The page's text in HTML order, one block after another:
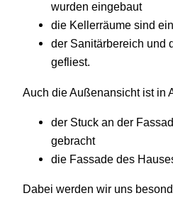
wurden eingebaut
die Kellerräume sind
der Sanitärbereich und
gefliest.
Auch die Außenansicht ist in
der Stuck an der
gebracht
die Fassade des
Dabei werden wir uns